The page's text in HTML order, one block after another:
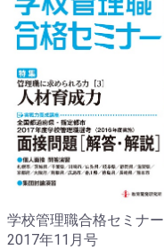
学校管理職合格セミナー
2017年11月号